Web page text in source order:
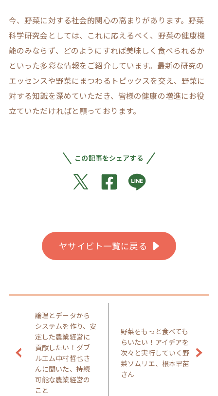
今、野菜に対する社会的関心の高まりがあります。野菜
科学研究会としては、これに応えるべく、野菜の健康機
能のみならず、どのようにすれば美味しく食べられるか
といった多彩な情報をご紹介しています。最新の研究の
エッセンスや野菜にまつわるトピックスを交え、野菜に
対する知識を深めていただき、皆様の健康の増進にお役
立ていただければと願っております。
この記事をシェアする
ヤサイビト一覧に戻る
論理とデータから
システムを作り、安
定した農業経営に
貢献したい！ダブ
ルエム中村哲也さ
んに聞いた、持続
可能な農業経営の
こと
野菜をもっと食べても
らいたい！アイデアを
次々と実行していく野
菜ソムリエ、根本早苗
さん